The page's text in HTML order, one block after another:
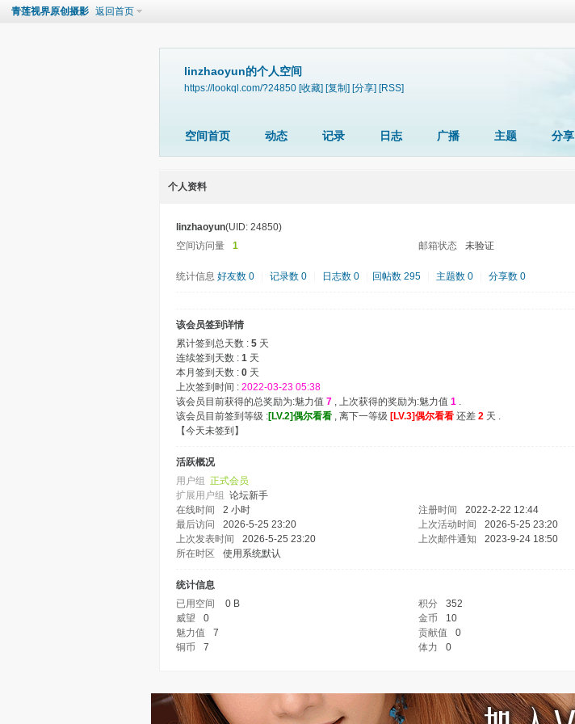
青莲视界原创摄影 返回首页
linzhaoyun的个人空间
https://lookql.com/?24850 [收藏] [复制] [分享] [RSS]
空间首页 动态 记录 日志 广播 主题 分享
个人资料
linzhaoyun(UID: 24850)
空间访问量
1 邮箱状态 未验证
统计信息 好友数 0 记录数 0 日志数 0 回帖数 295 主题数 0 分享数 0
该会员签到详情
累计签到总天数 : 5 天
连续签到天数 : 1 天
本月签到天数 : 0 天
上次签到时间 : 2022-03-23 05:38
该会员目前获得的总奖励为:魅力值 7 , 上次获得的奖励为:魅力值 1 .
该会员目前签到等级 :[LV.2]偶尔看看 , 离下一等级 [LV.3]偶尔看看 还差 2 天 .
【今天未签到 】
活跃概况
用户组 正式会员
扩展用户组 论坛新手
在线时间
2 小时 注册时间
2022-2-22 12:44
最后访问
2026-5-25 23:20 上次活动时间
2026-5-25 23:20
上次发表时间
2026-5-25 23:20 上次邮件通知
2023-9-24 18:50
所在时区
使用系统默认
统计信息
已用空间
0 B 积分
352
威望
0 金币
10
魅力值
7 贡献值
0
铜币
7 体力 0